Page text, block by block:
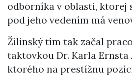
odborníka v oblasti, ktorej
pod jeho vedením má
Žilinský tím tak začal
taktovkou Dr. Karla Ernsta
ktorého na prestížnu